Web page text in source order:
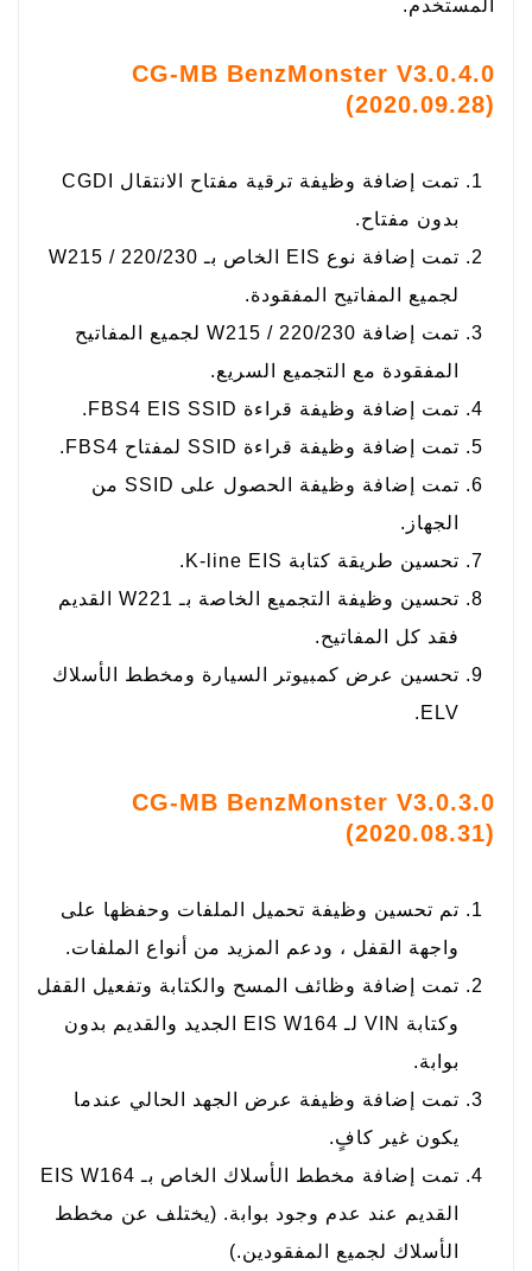
المستخدم.
CG-MB BenzMonster V3.0.4.0
(2020.09.28)
تمت إضافة وظيفة ترقية مفتاح الانتقال CGDI
بدون مفتاح.
تمت إضافة نوع EIS الخاص بـ W215 / 220/230
لجميع المفاتيح المفقودة.
تمت إضافة W215 / 220/230 لجميع المفاتيح
المفقودة مع التجميع السريع.
تمت إضافة وظيفة قراءة FBS4 EIS SSID.
تمت إضافة وظيفة قراءة SSID لمفتاح FBS4.
تمت إضافة وظيفة الحصول على SSID من
الجهاز.
تحسين طريقة كتابة K-line EIS.
تحسين وظيفة التجميع الخاصة بـ W221 القديم
فقد كل المفاتيح.
تحسين عرض كمبيوتر السيارة ومخطط الأسلاك
ELV.
CG-MB BenzMonster V3.0.3.0
(2020.08.31)
تم تحسين وظيفة تحميل الملفات وحفظها على
واجهة القفل ، ودعم المزيد من أنواع الملفات.
تمت إضافة وظائف المسح والكتابة وتفعيل القفل
وكتابة VIN لـ EIS W164 الجديد والقديم بدون
بوابة.
تمت إضافة وظيفة عرض الجهد الحالي عندما
يكون غير كافٍ.
تمت إضافة مخطط الأسلاك الخاص بـ EIS W164
القديم عند عدم وجود بوابة. (يختلف عن مخطط
الأسلاك لجميع المفقودين.)